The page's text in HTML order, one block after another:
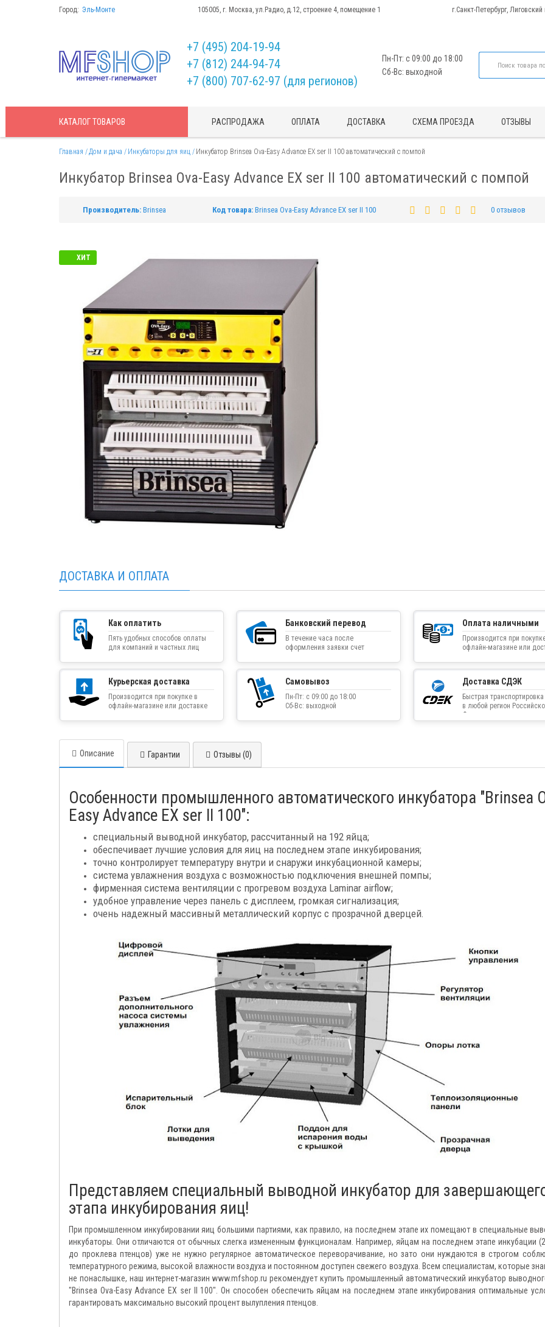
Город: Эль-Монте 105005, г. Москва, ул.Радио, д.12, строение 4, помещение 1 г.Санкт-Петербург,
+7 (495) 204-19-94
+7 (812) 244-94-74
+7 (800) 707-62-97 (для регионов)
Пн-Пт: с 09:00 до 18:00
Сб-Вс: выходной
КАТАЛОГТОВАРОВ РАСПРОДАЖА ОПЛАТА ДОСТАВКА СХЕМА ПРОЕЗДА ОТЗЫВЫ
Главная Дом и дача Инкубаторы для яиц Инкубатор Brinsea Ova-Easy Advance EX ser II 100 автоматический с помпой
Инкубатор Brinsea Ova-Easy Advance EX ser II 100 автоматический с помпой
Производитель: Brinsea Код товара: Brinsea Ova-Easy Advance EX ser II 100 0 отзывов
ХИТ
ДОСТАВКА И ОПЛАТА
Как оплатить
Пять удобных способов оплаты
для компаний и частных лиц
Банковский перевод
В течение часа после
оформления заявки счет
электронную почту
Оплата наличными
Производится при
офлайн-магазине или
Курьерская доставка
Производится при покупке в
офлайн-магазине или доставке
Самовывоз
Пн-Пт: с 09:00 до 18:00
Сб-Вс: выходной
Доставка СДЭК
Быстрая
в любой регион
Федерации
Описание Гарантии Отзывы (0)
Особенности промышленного автоматического инкубатора "Brinsea
Easy Advance EX ser II 100":
специальный выводной инкубатор, рассчитанный на 192 яйца;
обеспечивает лучшие условия для яиц на последнем этапе инкубирования;
точно контролирует температуру внутри и снаружи инкубационной камеры;
система увлажнения воздуха с возможностью подключения внешней помпы;
фирменная система вентиляции с прогревом воздуха Laminar airflow;
удобное управление через панель с дисплеем, громкая сигнализация;
очень надежный массивный металлический корпус с прозрачной дверцей.
Представляем специальный выводной инкубатор для
этапа инкубирования яиц!
При промышленном инкубировании яиц большими партиями, как правило, на последнем этапе их помещают в специальные
инкубаторы. Они отличаются от обычных слегка измененным функционалам. Например, яйцам на последнем этапе инкубации
до проклева птенцов) уже не нужно регулярное автоматическое переворачивание, но зато они нуждаются в строгом
температурного режима, высокой влажности воздуха и постоянном доступен свежего воздуха. Всем специалистам, которые
не понаслышке, наш интернет-магазин www.mfshop.ru рекомендует купить промышленный автоматический инкубатор
"Brinsea Ova-Easy Advance EX ser II 100". Он способен обеспечить яйцам на последнем этапе инкубирования оптимальные
гарантировать максимально высокий процент вылупления птенцов.